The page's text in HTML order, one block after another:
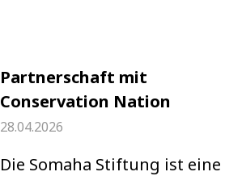
Partnerschaft mit
Conservation Nation
28.04.2026
Die Somaha Stif­tung ist eine